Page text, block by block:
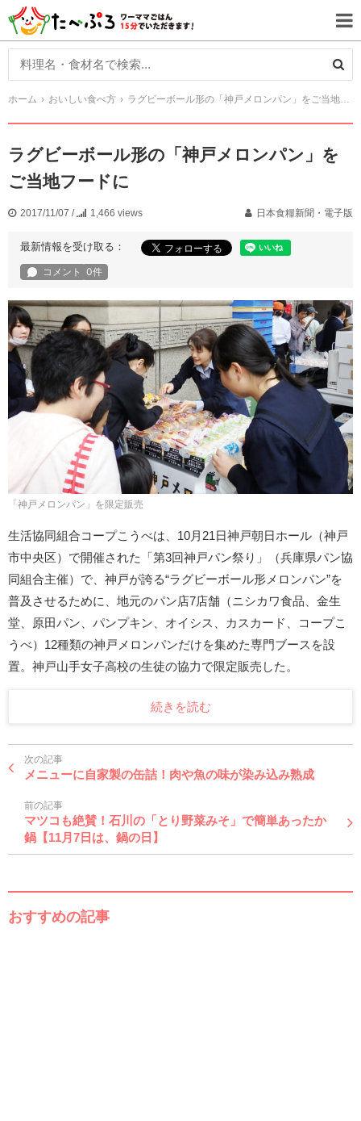
ホーム おいしい食べ方 ラグビーボール形の「神戸メロンパン」をご当地フードに
ラグビーボール形の「神戸メロンパン」を
ご当地フードに
2017/11/07 / 1,466 views 日本食糧新聞・電子版
最新情報を受け取る：
「神戸メロンパン」を限定販売
生活協同組合コープこうべは、10月21日神戸朝日ホール（神戸
市中央区）で開催された「第3回神戸パン祭り」（兵庫県パン協
同組合主催）で、神戸が誇る“ラグビーボール形メロンパン”を
普及させるために、地元のパン店7店舗（ニシカワ食品、金生
堂、原田パン、パンプキン、オイシス、カスカード、コープこ
うべ）12種類の神戸メロンパンだけを集めた専門ブースを設
置。神戸山手女子高校の生徒の協力で限定販売した。
続きを読む
次の記事
メニューに自家製の缶詰！肉や魚の味が染み込み熟成
前の記事
マツコも絶賛！石川の「とり野菜みそ」で簡単あったか
鍋【11月7日は、鍋の日】
おすすめの記事